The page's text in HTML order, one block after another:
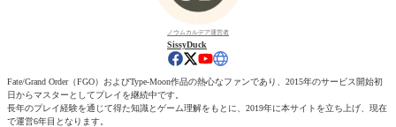
ノウムカルデア運営者
SissyDuck
Fate/Grand Order（FGO）およびType-Moon作品の熱心なファンであり、2015年のサービス開始初
日からマスターとしてプレイを継続中です。
長年のプレイ経験を通じて得た知識とゲーム理解をもとに、2019年に本サイトを立ち上げ、現在
で運営6年目となります。